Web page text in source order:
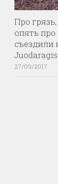
Про
опять
съездили
27/09/2017